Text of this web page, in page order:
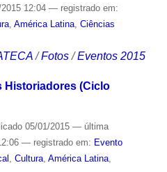
12:04 — registrado em:
, América Latina, Ciências
/Fotos /Eventos 2015
Historiadores (Ciclo
05/01/2015 — última
— registrado em: Evento
Cultura, América Latina,